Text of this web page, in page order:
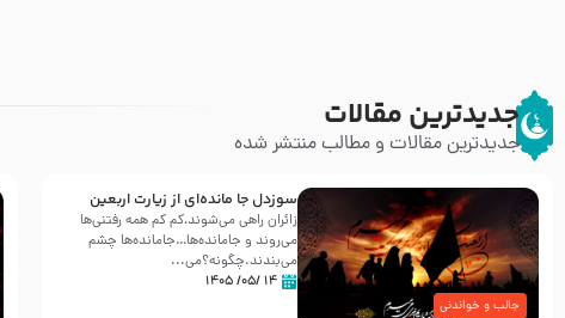
جدیدترین مقالات
جدیدترین مقالات و مطالب منتشر شده
جالب و خواندنی
سوزدل جا مانده‌ای از زیارت اربعین
زائران راهی می‌شوند،کم‌ کم همه رفتنی‌ها
می‌روند و جامانده‌ها…جامانده‌ها چشم
می‌بندند.چگونه؟می‌...
۱۴ /۰۵/ ۱۴۰۵